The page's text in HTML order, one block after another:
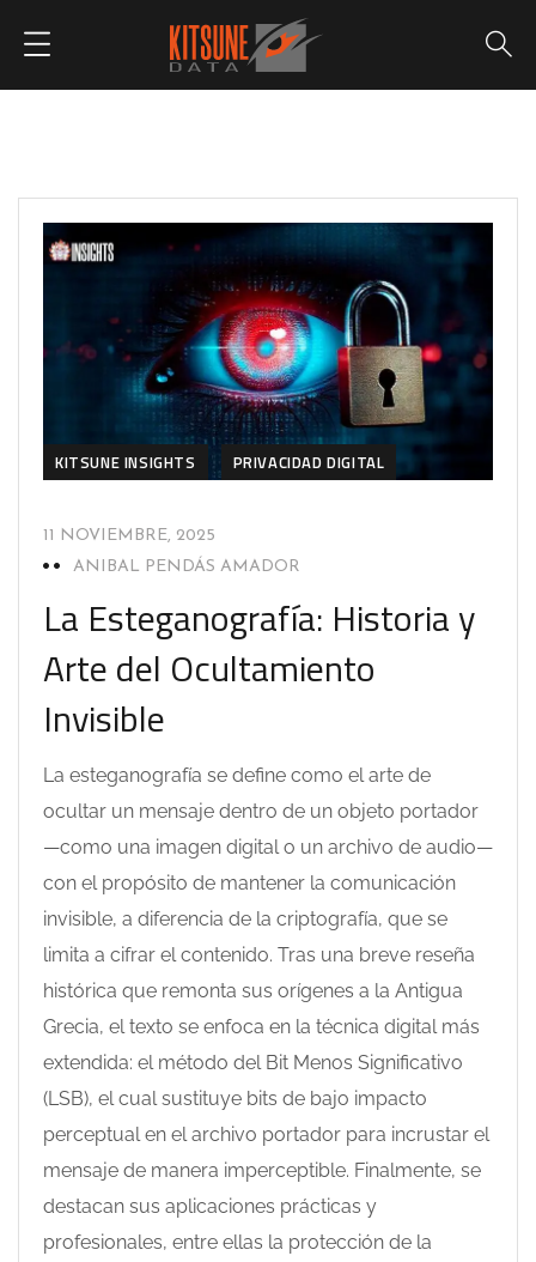
KITSUNE INSIGHTS PRIVACIDAD DIGITAL
11 NOVIEMBRE, 2025
ANIBAL PENDÁS AMADOR
La Esteganografía: Historia y
Arte del Ocultamiento
Invisible
La esteganografía se define como el arte de
ocultar un mensaje dentro de un objeto portador
—como una imagen digital o un archivo de audio—
con el propósito de mantener la comunicación
invisible, a diferencia de la criptografía, que se
limita a cifrar el contenido. Tras una breve reseña
histórica que remonta sus orígenes a la Antigua
Grecia, el texto se enfoca en la técnica digital más
extendida: el método del Bit Menos Significativo
(LSB), el cual sustituye bits de bajo impacto
perceptual en el archivo portador para incrustar el
mensaje de manera imperceptible. Finalmente, se
destacan sus aplicaciones prácticas y
profesionales, entre ellas la protección de la